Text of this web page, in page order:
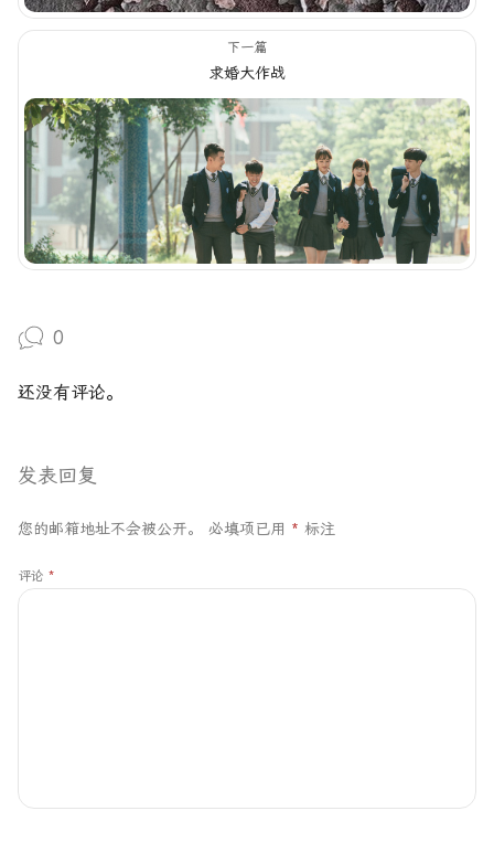
下一篇
求婚大作战
0
还没有评论。
发表回复
您的邮箱地址不会被公开。 必填项已用 * 标注
评论 *